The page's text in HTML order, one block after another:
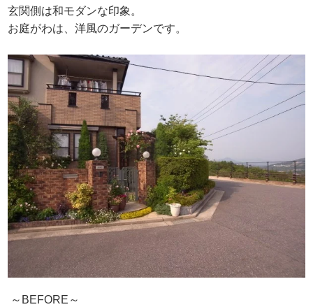
玄関側は和モダンな印象。
お庭がわは、洋風のガーデンです。
～BEFORE～